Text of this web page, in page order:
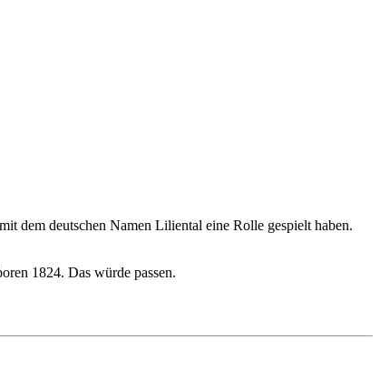
dem deutschen Namen Liliental eine Rolle gespielt haben.
1824. Das würde passen.